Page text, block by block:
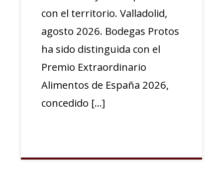
con el territorio. Valladolid,
agosto 2026. Bodegas Protos
ha sido distinguida con el
Premio Extraordinario
Alimentos de España 2026,
concedido […]